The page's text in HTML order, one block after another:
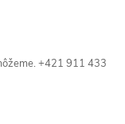
+421 911 433